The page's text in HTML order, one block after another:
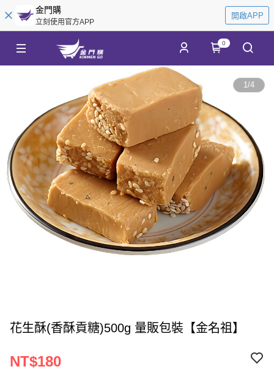
金門購
立刻使用官方APP
開啟APP
0
1/4
花生酥(香酥貢糖)500g 量販包裝【金名祖】
NT$180